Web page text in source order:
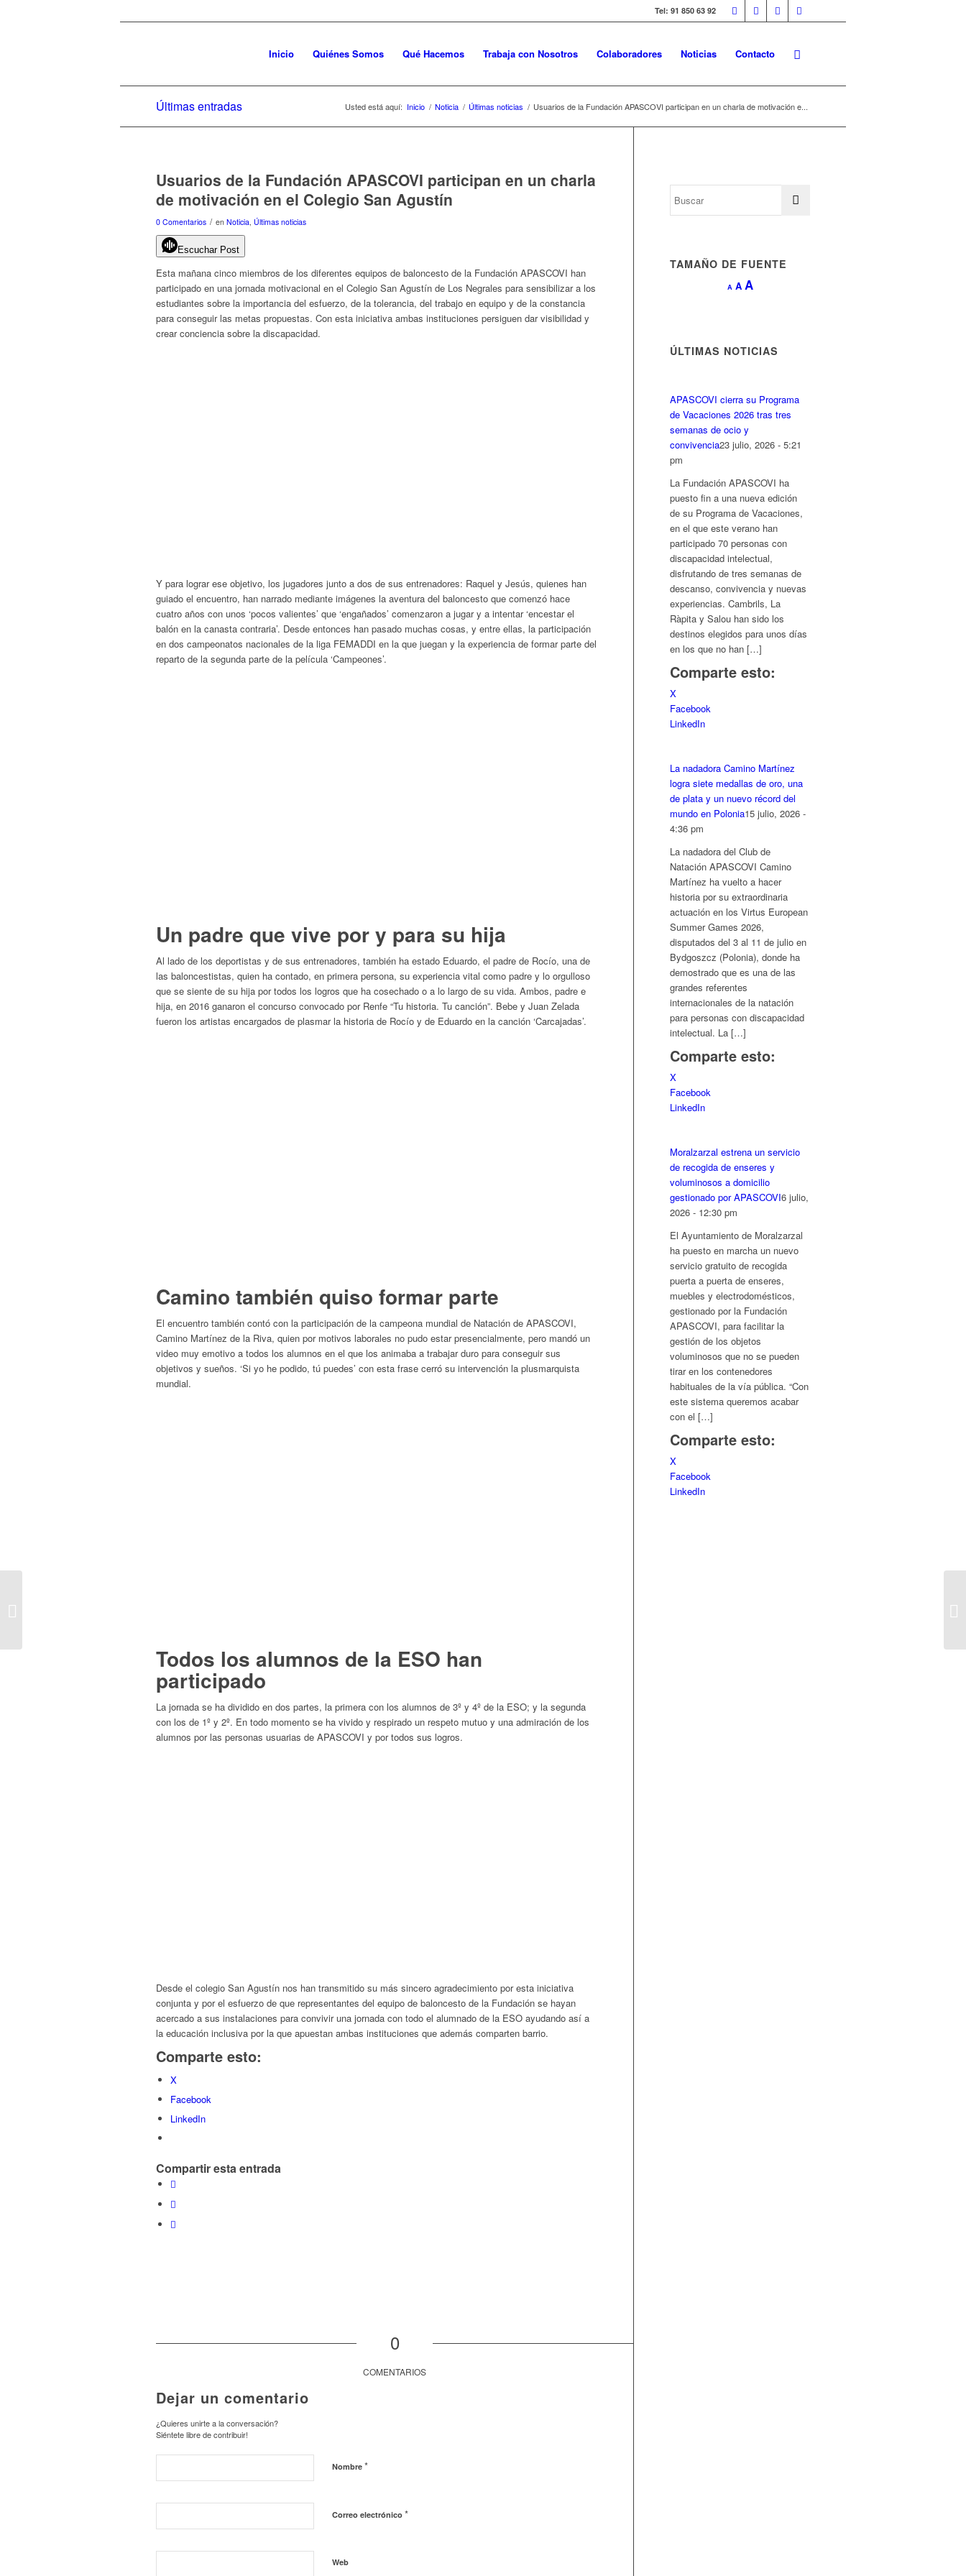
Tel: 91 850 63 92
Inicio Quiénes Somos Qué Hacemos Trabaja con Nosotros Colaboradores Noticias Contacto
Últimas entradas Usted está aquí: Inicio / Noticia / Últimas noticias / Usuarios de la Fundación APASCOVI participan en un charla de motivación e...
Usuarios de la Fundación APASCOVI participan en un charla
de motivación en el Colegio San Agustín
0 Comentarios / en Noticia, Últimas noticias
Escuchar Post
Esta mañana cinco miembros de los diferentes equipos de baloncesto de la Fundación APASCOVI han
participado en una jornada motivacional en el Colegio San Agustín de Los Negrales para sensibilizar a los
estudiantes sobre la importancia del esfuerzo, de la tolerancia, del trabajo en equipo y de la constancia
para conseguir las metas propuestas. Con esta iniciativa ambas instituciones persiguen dar visibilidad y
crear conciencia sobre la discapacidad.
Y para lograr ese objetivo, los jugadores junto a dos de sus entrenadores: Raquel y Jesús, quienes han
guiado el encuentro, han narrado mediante imágenes la aventura del baloncesto que comenzó hace
cuatro años con unos ‘pocos valientes’ que ‘engañados’ comenzaron a jugar y a intentar ‘encestar el
balón en la canasta contraria’. Desde entonces han pasado muchas cosas, y entre ellas, la participación
en dos campeonatos nacionales de la liga FEMADDI en la que juegan y la experiencia de formar parte del
reparto de la segunda parte de la película ‘Campeones’.
Un padre que vive por y para su hija
Al lado de los deportistas y de sus entrenadores, también ha estado Eduardo, el padre de Rocío, una de
las baloncestistas, quien ha contado, en primera persona, su experiencia vital como padre y lo orgulloso
que se siente de su hija por todos los logros que ha cosechado o a lo largo de su vida. Ambos, padre e
hija, en 2016 ganaron el concurso convocado por Renfe “Tu historia. Tu canción”. Bebe y Juan Zelada
fueron los artistas encargados de plasmar la historia de Rocío y de Eduardo en la canción ‘Carcajadas’.
Camino también quiso formar parte
El encuentro también contó con la participación de la campeona mundial de Natación de APASCOVI,
Camino Martínez de la Riva, quien por motivos laborales no pudo estar presencialmente, pero mandó un
video muy emotivo a todos los alumnos en el que los animaba a trabajar duro para conseguir sus
objetivos y sueños. ‘Si yo he podido, tú puedes’ con esta frase cerró su intervención la plusmarquista
mundial.
Todos los alumnos de la ESO han
participado
La jornada se ha dividido en dos partes, la primera con los alumnos de 3º y 4º de la ESO; y la segunda
con los de 1º y 2º. En todo momento se ha vivido y respirado un respeto mutuo y una admiración de los
alumnos por las personas usuarias de APASCOVI y por todos sus logros.
Desde el colegio San Agustín nos han transmitido su más sincero agradecimiento por esta iniciativa
conjunta y por el esfuerzo de que representantes del equipo de baloncesto de la Fundación se hayan
acercado a sus instalaciones para convivir una jornada con todo el alumnado de la ESO ayudando así a
la educación inclusiva por la que apuestan ambas instituciones que además comparten barrio.
Comparte esto:
X
Facebook
LinkedIn
Compartir esta entrada
0
COMENTARIOS
Dejar un comentario
¿Quieres unirte a la conversación?
Siéntete libre de contribuir!
Nombre *
Correo electrónico *
Web
TAMAÑO DE FUENTE
A Reducir
ARestablecer
AAumentar
ÚLTIMAS NOTICIAS
APASCOVI cierra su Programa
de Vacaciones 2026 tras tres
semanas de ocio y
convivencia23 julio, 2026 - 5:21
pm
La Fundación APASCOVI ha
puesto fin a una nueva edición
de su Programa de Vacaciones,
en el que este verano han
participado 70 personas con
discapacidad intelectual,
disfrutando de tres semanas de
descanso, convivencia y nuevas
experiencias. Cambrils, La
Ràpita y Salou han sido los
destinos elegidos para unos días
en los que no han […]
Comparte esto:
X
Facebook
LinkedIn
La nadadora Camino Martínez
logra siete medallas de oro, una
de plata y un nuevo récord del
mundo en Polonia15 julio, 2026 -
4:36 pm
La nadadora del Club de
Natación APASCOVI Camino
Martínez ha vuelto a hacer
historia por su extraordinaria
actuación en los Virtus European
Summer Games 2026,
disputados del 3 al 11 de julio en
Bydgoszcz (Polonia), donde ha
demostrado que es una de las
grandes referentes
internacionales de la natación
para personas con discapacidad
intelectual. La […]
Comparte esto:
X
Facebook
LinkedIn
Moralzarzal estrena un servicio
de recogida de enseres y
voluminosos a domicilio
gestionado por APASCOVI6 julio,
2026 - 12:30 pm
El Ayuntamiento de Moralzarzal
ha puesto en marcha un nuevo
servicio gratuito de recogida
puerta a puerta de enseres,
muebles y electrodomésticos,
gestionado por la Fundación
APASCOVI, para facilitar la
gestión de los objetos
voluminosos que no se pueden
tirar en los contenedores
habituales de la vía pública. “Con
este sistema queremos acabar
con el […]
Comparte esto:
X
Facebook
LinkedIn